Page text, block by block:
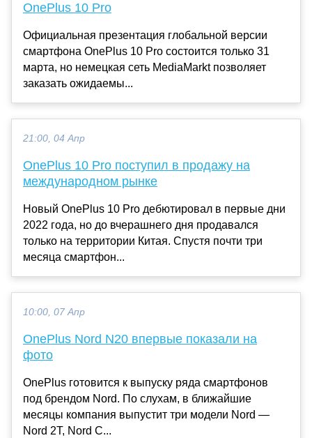
OnePlus 10 Pro
Официальная презентация глобальной версии
смартфона OnePlus 10 Pro состоится только 31
марта, но немецкая сеть MediaMarkt позволяет
заказать ожидаемы...
21:00, 04 Апр
OnePlus 10 Pro поступил в продажу на
международном рынке
Новый OnePlus 10 Pro дебютировал в первые дни
2022 года, но до вчерашнего дня продавался
только на территории Китая. Спустя почти три
месяца смартфон...
10:00, 07 Апр
OnePlus Nord N20 впервые показали на
фото
OnePlus готовится к выпуску ряда смартфонов
под брендом Nord. По слухам, в ближайшие
месяцы компания выпустит три модели Nord —
Nord 2T, Nord C...